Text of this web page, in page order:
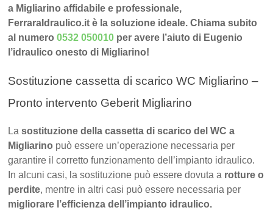
a Migliarino affidabile e professionale,
FerraraIdraulico.it è la soluzione ideale. Chiama subito
al numero0532 050010 per avere l’aiuto di Eugenio
l’idraulico onesto di Migliarino!
Sostituzione cassetta di scarico WC Migliarino –
Pronto intervento Geberit Migliarino
Lasostituzione della cassetta di scarico del WC a
Migliarino può essere un’operazione necessaria per
garantire il corretto funzionamento dell’impianto idraulico.
In alcuni casi, la sostituzione può essere dovuta a rotture o
perdite, mentre in altri casi può essere necessaria per
migliorare l’efficienza dell’impianto idraulico.